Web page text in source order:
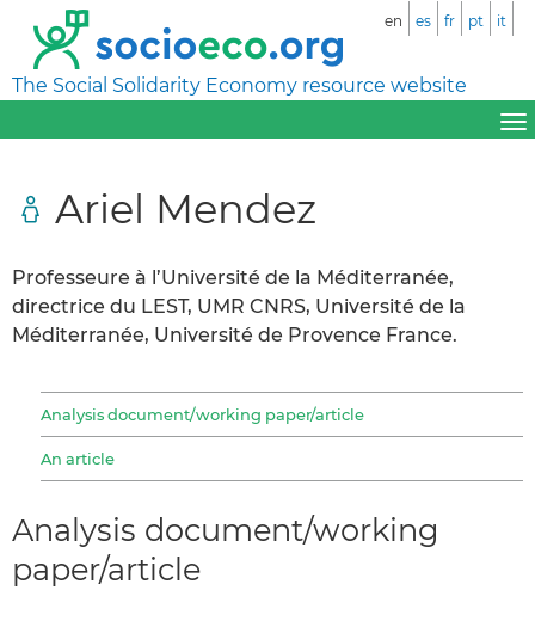
The Social Solidarity Economy resource website
en es fr pt it
Ariel Mendez
Professeure à l’Université de la Méditerranée,
directrice du LEST, UMR CNRS, Université de la
Méditerranée, Université de Provence France.
Analysis document/working paper/article
An article
Analysis document/working
paper/article